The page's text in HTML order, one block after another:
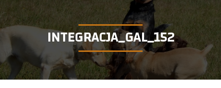
INTEGRACJA_GAL_152